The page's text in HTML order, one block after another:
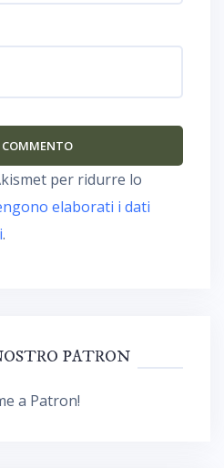
per ridurre lo
elaborati i dati
.
PATRON
a Patron!